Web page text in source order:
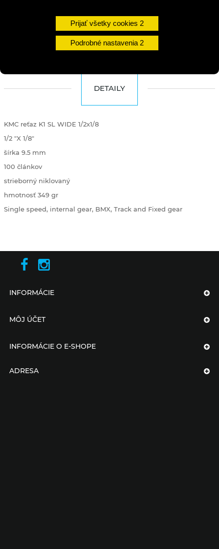
Prijať všetky cookies
Podrobné nastavenia
DO KOŠÍKA
DETAILY
KMC reťaz K1 SL WIDE 1/2x1/8
1/2 "X 1/8"
šírka 9.5 mm
100 článkov
strieborný niklovaný
hmotnosť 349 gr
Single speed, internal gear, BMX, Track and Fixed gear
INFORMÁCIE
MÔJ ÚČET
INFORMÁCIE O E-SHOPE
ADRESA